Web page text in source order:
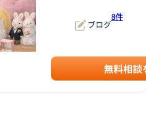
「相談するほどじゃな
いかも」という内容で
くらいの気持ちで気軽
にご連絡くださいね😊
軽にご相談ください
ね。（オンライン可）
でも配信しています。
気軽に見ていただけた
ら嬉しいです🙇‍♀️ これ
ブログ
8件
無料相談